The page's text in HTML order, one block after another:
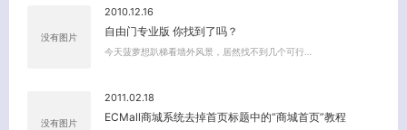
没有图片
2010.12.16
自由门专业版 你找到了吗？
今天菠萝想趴梯看墙外风景，居然找不到几个可行…
没有图片
2011.02.18
ECMall商城系统去掉首页标题中的“商城首页”教程